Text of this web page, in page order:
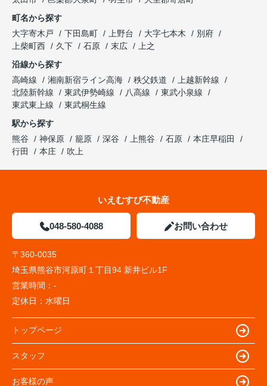
町名から探す
大字寄木戸
下田島町 上野台 大字七本木
別府
上柴町西
久下 石原 末広
上之
沿線から探す
高崎線
湘南新宿ライン高海 秩父鉄道
上越新幹線
北陸新幹線
東武伊勢崎線 八高線
東武小泉線
東武東上線
東武桐生線
駅から探す
熊谷
神保原 籠原 深谷 上熊谷 石原
本庄早稲田
行田
本庄 吹上
いえむすび不動産
048-580-4088 お問い合わせ
〒360-0035
埼玉県熊谷市河原町１丁目94 新井ビル1F
営業時間： -
定休日： 水曜日
トップページ
スタッフ
お客様の声